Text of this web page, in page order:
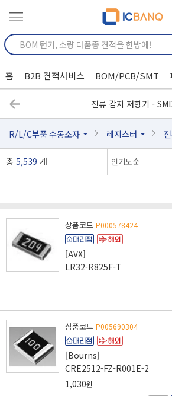
홈 B2B 견적서비스 BOM/PCB/SMT
전류 감지 저항기 -
R/L/C부품 수동소자 레지스터
총 5,539 개
상품코드 P000578424
[AVX]
LR32-R825F-T
상품코드 P005690304
[Bourns]
CRE2512-FZ-R001E-2
1,030원